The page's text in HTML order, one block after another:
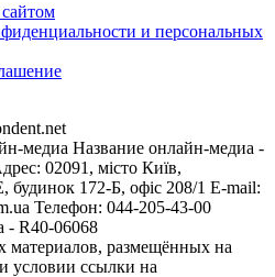
и персональных
медиа Название онлайн-медиа -
02091, місто Київ,
172-Б, офіс 208/1 E-mail:
Телефон: 044-205-43-00
- R40-06068
материалов, размещённых на
условии ссылки на